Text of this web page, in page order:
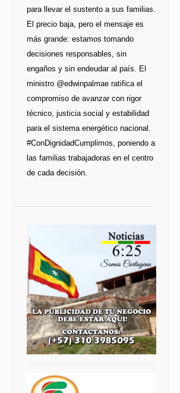
para llevar el sustento a sus familias.
El precio baja, pero el mensaje es
más grande: estamos tomando
decisiones responsables, sin
engaños y sin endeudar al país. El
ministro @edwinpalmae ratifica el
compromiso de avanzar con rigor
técnico, justicia social y estabilidad
para el sistema energético nacional.
#ConDignidadCumplimos, poniendo a
las familias trabajadoras en el centro
de cada decisión.